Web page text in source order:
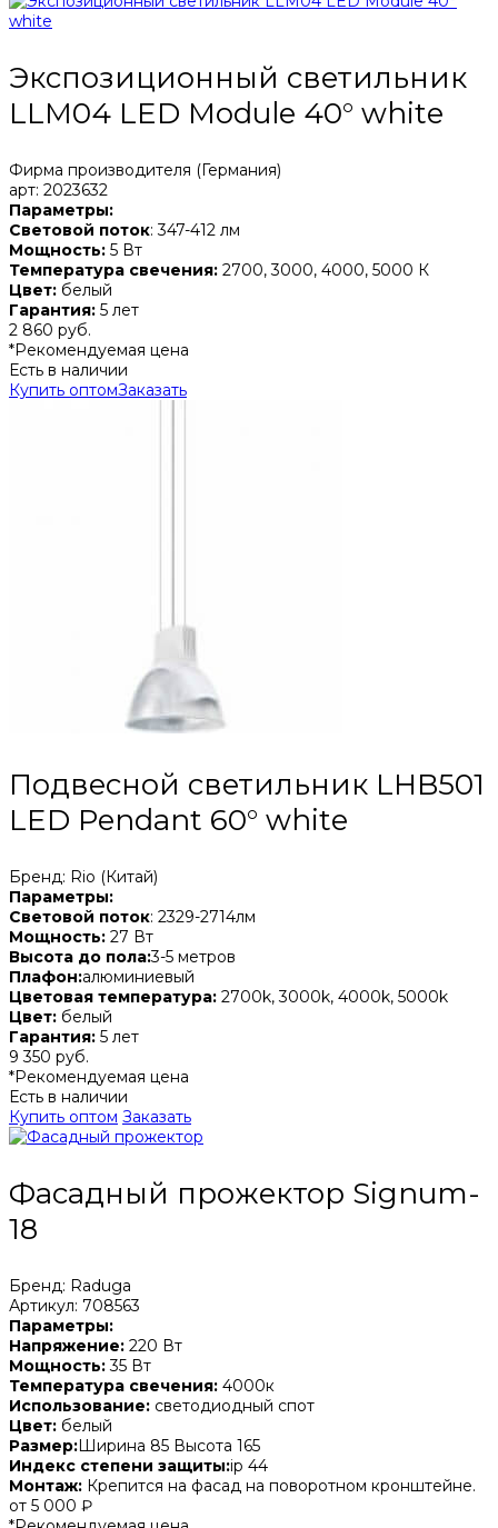
Экспозиционный светильник
LLM04 LED Module 40° white
Фирма производителя (Германия)
арт: 2023632
Параметры:
Световой поток: 347-412 лм
Мощность: 5 Вт
Температура свечения: 2700, 3000, 4000, 5000 К
Цвет: белый
Гарантия: 5 лет
2 860 руб.
*Рекомендуемая цена
Есть в наличии
Купить оптомЗаказать
Подвесной светильник LHB501
LED Pendant 60° white
Бренд: Rio (Китай)
Параметры:
Световой поток: 2329-2714лм
Мощность: 27 Вт
Высота до пола:3-5 метров
Плафон:алюминиевый
Цветовая температура: 2700k, 3000k, 4000k, 5000k
Цвет: белый
Гарантия: 5 лет
9 350 руб.
*Рекомендуемая цена
Есть в наличии
Купить оптом Заказать
Фасадный прожектор Signum-
18
Бренд: Raduga
Артикул: 708563
Параметры:
Напряжение: 220 Вт
Мощность:35 Вт
Температура свечения: 4000к
Использование: светодиодный спот
Цвет: белый
Размер:Ширина 85 Высота 165
Индекс степени защиты:ip 44
Монтаж: Крепится на фасад на поворотном кронштейне.
от 5 000 ₽